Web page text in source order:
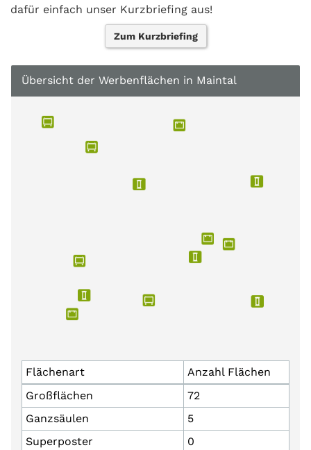
dafür einfach unser Kurzbriefing aus!
Zum Kurzbriefing
Übersicht der Werbenflächen in Maintal
Flächenart
Anzahl Flächen
Großflächen
72
Ganzsäulen
5
Superposter
0